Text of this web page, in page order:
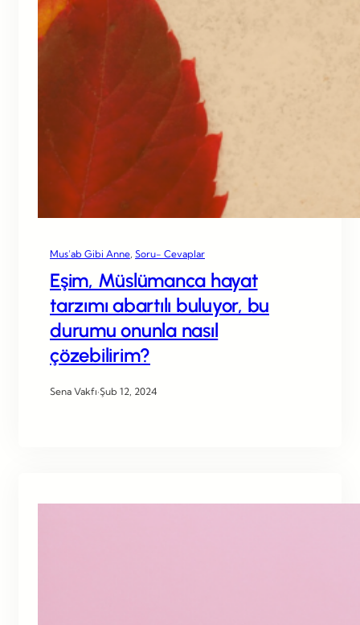
Mus’ab Gibi Anne Soru- Cevaplar
Eşim, Müslümanca hayat
tarzımı abartılı buluyor, bu
durumu onunla nasıl
çözebilirim?
Sena Vakfı·Şub 12, 2024